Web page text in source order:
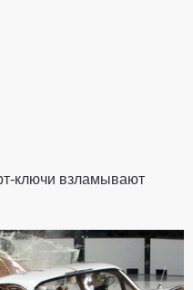
ключи взламывают